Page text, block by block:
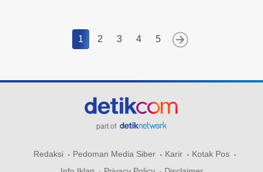
1 2 3 4 5
part of
Redaksi Pedoman Media Siber Karir
Kotak Pos